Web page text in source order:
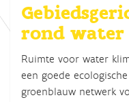
rond water
Ruimte voor water
een goede
groenblauw netwerk